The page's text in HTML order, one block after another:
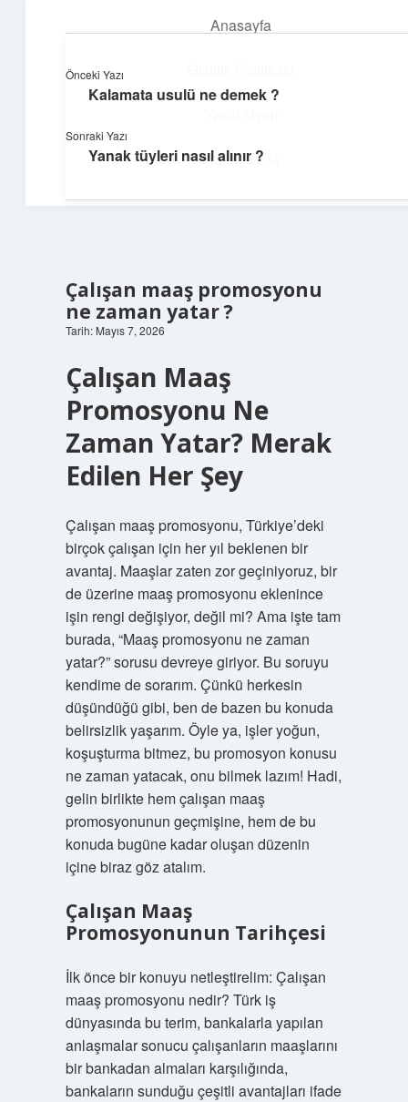
Anasayfa
Hakkımızda
Yaratıcı projelerle dünyanı inşa et!
Çalışan maaş promosyonu
ne zaman yatar ?
Tarih: Mayıs 7, 2026
Çalışan Maaş
Promosyonu Ne
Zaman Yatar? Merak
Edilen Her Şey
Çalışan maaş promosyonu, Türkiye’deki
birçok çalışan için her yıl beklenen bir
avantaj. Maaşlar zaten zor geçiniyoruz, bir
de üzerine maaş promosyonu eklenince
işin rengi değişiyor, değil mi? Ama işte tam
burada, “Maaş promosyonu ne zaman
yatar?” sorusu devreye giriyor. Bu soruyu
kendime de sorarım. Çünkü herkesin
düşündüğü gibi, ben de bazen bu konuda
belirsizlik yaşarım. Öyle ya, işler yoğun,
koşuşturma bitmez, bu promosyon konusu
ne zaman yatacak, onu bilmek lazım! Hadi,
gelin birlikte hem çalışan maaş
promosyonunun geçmişine, hem de bu
konuda bugüne kadar oluşan düzenin
içine biraz göz atalım.
Çalışan Maaş
Promosyonunun Tarihçesi
İlk önce bir konuyu netleştirelim: Çalışan
maaş promosyonu nedir? Türk iş
dünyasında bu terim, bankalarla yapılan
anlaşmalar sonucu çalışanların maaşlarını
bir bankadan almaları karşılığında,
bankaların sunduğu çeşitli avantajları ifade
Önceki Yazı
Kalamata usulü ne demek ?
Sonraki Yazı
Yanak tüyleri nasıl alınır ?